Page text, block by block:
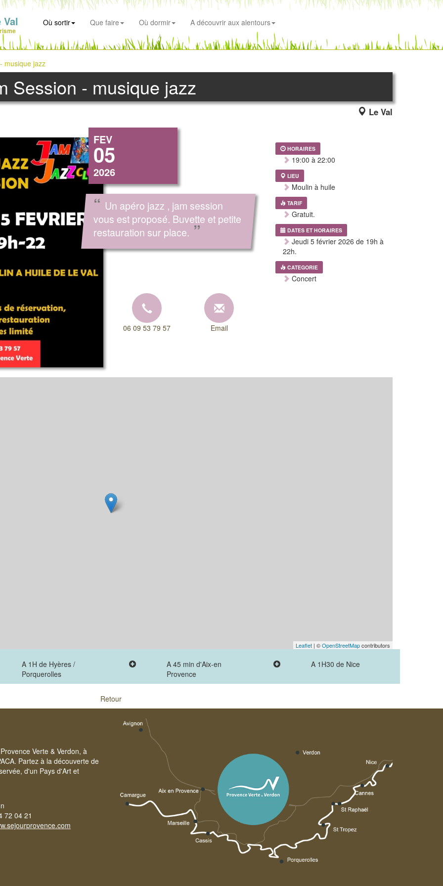
Val Où sortir Que faire Où dormir A découvrir aux alentours
musique jazz
Session - musique jazz
Le Val
FEV
05
2026
“ Un apéro jazz , jam session
vous est proposé. Buvette et petite
restauration sur place. ”
HORAIRES
19:00 à 22:00
LIEU
Moulin à huile
TARIF
Gratuit.
DATES ET HORAIRES
Jeudi 5 février 2026 de 19h à
22h.
CATEGORIE
Concert
06 09 53 79 57 Email
Leaflet | ©OpenStreetMapcontributors
A 1H de Hyères /
Porquerolles
A 45 min d'Aix-en
Provence
A 1H30 de Nice
Retour
Verte & Verdon, à
Partez à la découverte de
d'un Pays d'Art et
72 04 21